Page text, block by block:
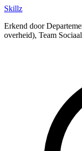
Skillz
Erkend door
overheid), Team